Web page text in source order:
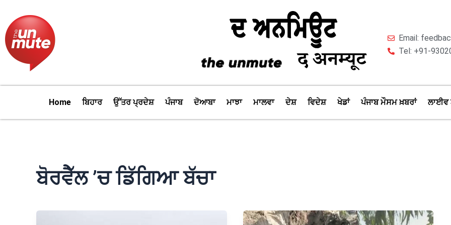
content
Email:
Tel: +91-
Home ਬਿਹਾਰ ਉੱਤਰ ਪ੍ਰਦੇਸ਼ ਪੰਜਾਬ ਦੋਆਬਾ ਮਾਝਾ ਮਾਲਵਾ ਦੇਸ਼ ਵਿਦੇਸ਼ ਖੇਡਾਂ ਪੰਜਾਬ ਮੌਸਮ ਖ਼ਬਰਾਂ ਲਾਈਵ
ਬੋਰਵੈੱਲ ’ਚ ਡਿੱਗਿਆ ਬੱਚਾ